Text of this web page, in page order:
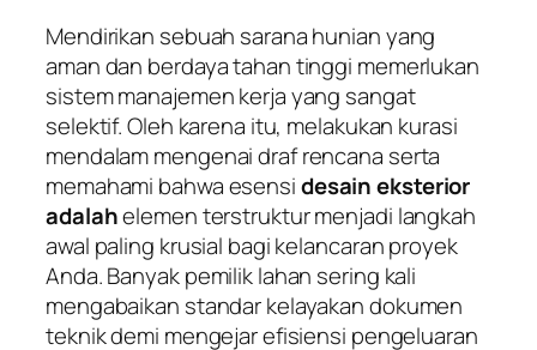
Mendirikan sebuah sarana hunian yang
aman dan berdaya tahan tinggi memerlukan
sistem manajemen kerja yang sangat
selektif. Oleh karena itu, melakukan kurasi
mendalam mengenai draf rencana serta
memahami bahwa esensidesain eksterior
adalahelemen terstruktur menjadi langkah
awal paling krusial bagi kelancaran proyek
Anda. Banyak pemilik lahan sering kali
mengabaikan standar kelayakan dokumen
teknik demi mengejar efisiensi pengeluaran